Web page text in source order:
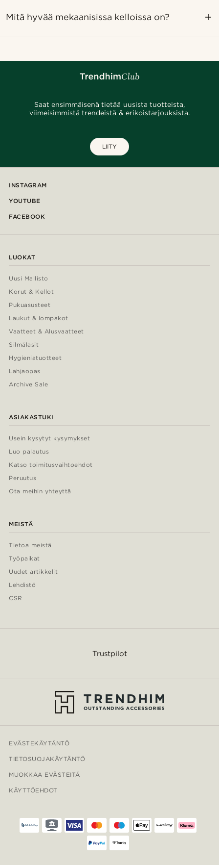
Mitä hyvää mekaanisissa kelloissa on?
Saat ensimmäisenä tietää uusista tuotteista,
viimeisimmistä trendeistä & erikoistarjouksista.
LIITY
INSTAGRAM
YOUTUBE
FACEBOOK
LUOKAT
Uusi Mallisto
Korut & Kellot
Pukuasusteet
Laukut & lompakot
Vaatteet & Alusvaatteet
Silmälasit
Hygieniatuotteet
Lahjaopas
Archive Sale
ASIAKASTUKI
Usein kysytyt kysymykset
Luo palautus
Katso toimitusvaihtoehdot
Peruutus
Ota meihin yhteyttä
MEISTÄ
Tietoa meistä
Työpaikat
Uudet artikkelit
Lehdistö
CSR
Trustpilot
EVÄSTEKÄYTÄNTÖ
TIETOSUOJAKÄYTÄNTÖ
MUOKKAA EVÄSTEITÄ
KÄYTTÖEHDOT